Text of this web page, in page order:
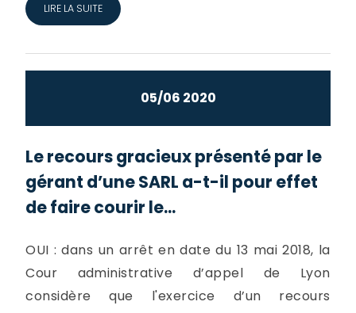
LIRE LA SUITE
05/06 2020
Le recours gracieux présenté par le
gérant d’une SARL a-t-il pour effet
de faire courir le...
OUI : dans un arrêt en date du 13 mai 2018, la
Cour administrative d’appel de Lyon
considère que l'exercice d’un recours